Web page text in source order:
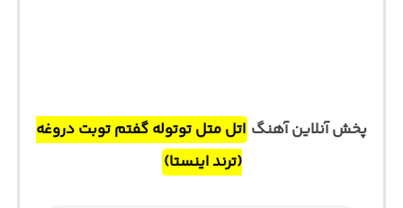
پخش آنلاین آهنگ اتل متل توتوله گفتم توبت دروغه
(ترند اینستا)